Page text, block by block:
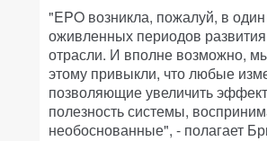
"EPO возникла, пожалуй, в
оживленных периодов
отрасли. И вполне возможно,
этому привыкли, что любые
позволяющие увеличить
полезность системы,
необоснованные", - полагает